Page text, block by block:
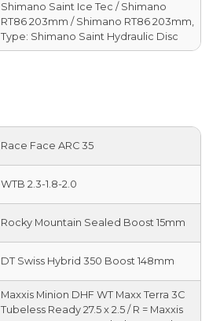
Shimano Saint Ice Tec / Shimano
RT86 203mm / Shimano RT86 203mm,
Type: Shimano Saint Hydraulic Disc
Race Face ARC 35
WTB 2.3-1.8-2.0
Rocky Mountain Sealed Boost 15mm
DT Swiss Hybrid 350 Boost 148mm
Maxxis Minion DHF WT Maxx Terra 3C
Tubeless Ready 27.5 x 2.5 / R = Maxxis